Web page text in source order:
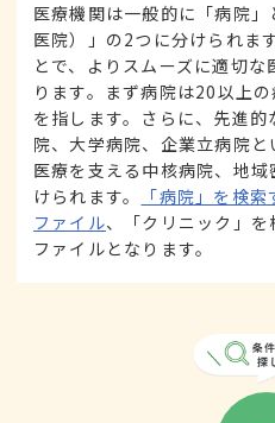
医療機関は一般的に「病院」
医院）」の2つに分けられま
とで、よりスムーズに適切
ります。まず病院は20以上
を指します。さらに、先進
院、大学病院、企業立病院
医療を支える中核病院、地
けられます。
「病院」を検
ファイル、「クリニック」を
ファイルとなります。